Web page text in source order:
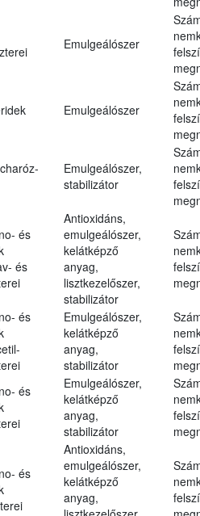
Emulgeálószer
Emulgeálószer
Emulgeálószer,
stabilizátor
és
és
Antioxidáns,
emulgeálószer,
kelátképző
anyag,
lisztkezelőszer,
stabilizátor
és
Emulgeálószer,
kelátképző
anyag,
stabilizátor
és
Emulgeálószer,
kelátképző
anyag,
stabilizátor
és
Antioxidáns,
emulgeálószer,
kelátképző
anyag,